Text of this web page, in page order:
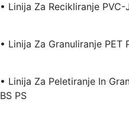
• Linija Za Recikliranje PVC-
• Linija Za Granuliranje PET
• Linija Za Peletiranje In
BS PS